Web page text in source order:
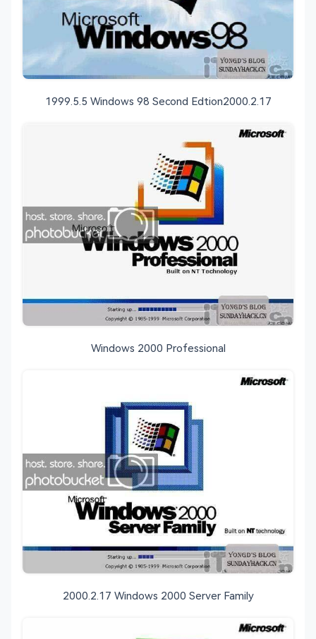
1999.5.5 Windows 98 Second Edtion2000.2.17
Windows 2000 Professional
2000.2.17 Windows 2000 Server Family